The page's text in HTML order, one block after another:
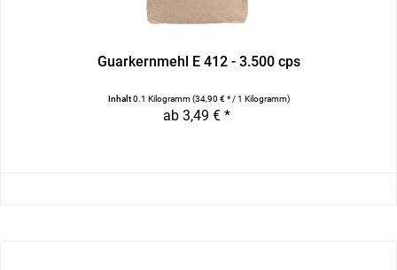
Guarkernmehl E 412 - 3.500 cps
Inhalt0.1 Kilogramm(34,90 € * / 1 Kilogramm)
ab 3,49 € *